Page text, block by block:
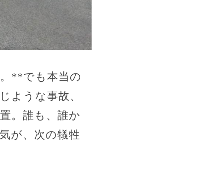
**でも本当の
ような事故、
。誰も、誰か
が、次の犠牲